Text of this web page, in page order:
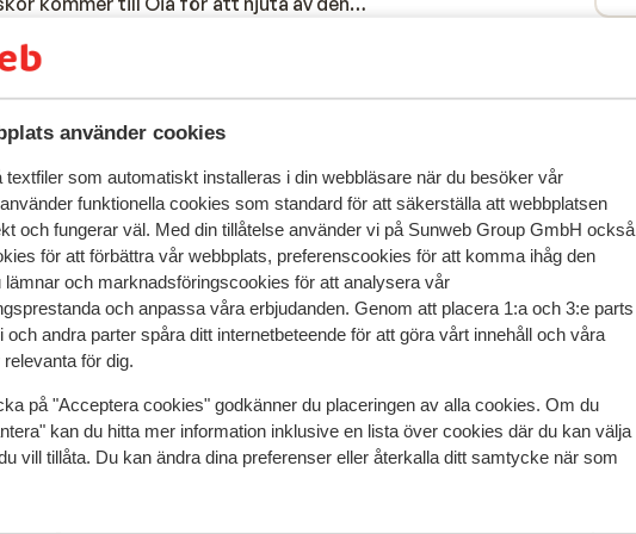
använder cookies
textfiler som automatiskt installeras i din webbläsare när du besöker vår
funktionella cookies som standard för att säkerställa att webbplatsen
och fungerar väl. Med din tillåtelse använder vi på Sunweb Group GmbH också
för att förbättra vår webbplats, preferenscookies för att komma ihåg den
lämnar och marknadsföringscookies för att analysera vår
och anpassa våra erbjudanden. Genom att placera 1:a och 3:e parts
andra parter spåra ditt internetbeteende för att göra vårt innehåll och våra
för dig.
på "Acceptera cookies" godkänner du placeringen av alla cookies. Om du
kan du hitta mer information inklusive en lista över cookies där du kan välja
vill tillåta. Du kan ändra dina preferenser eller återkalla ditt samtycke när som
poolterrassen till detta hisnande
har utsikt över öarna Ios, Sikinos,
upplevelse att bo i denna
byggdes när det var lättare att gräva i
var det trots allt bara möjligt med
och du kan njuta av den vackraste
minuters promenad. Byn ligger på en
fotograferade delen av Santorini. När
du att förstå varför: de små vita husen
hav är verkligen förtrollande.
deras upplevelser av vår produkt. Mer om recensioner